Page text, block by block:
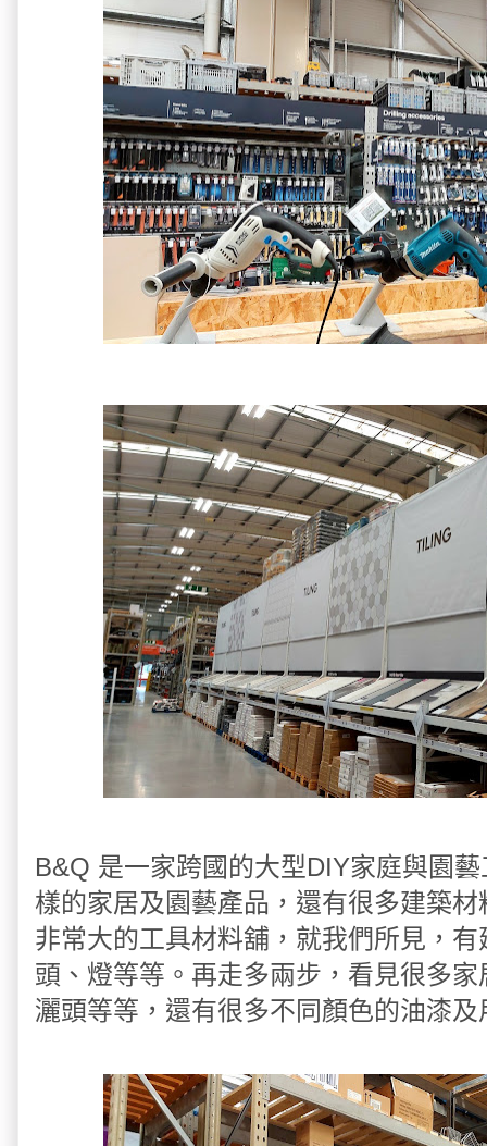
B&Q 是一家跨國的大型DIY家庭與園
樣的家居及園藝產品，還有很多建築
非常大的工具材料舖，就我們所見，
頭、燈等等。再走多兩步，看見很多
灑頭等等，還有很多不同顏色的油漆及